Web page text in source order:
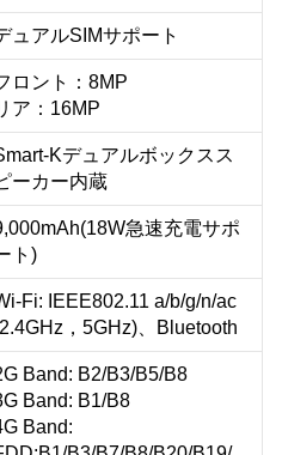
ュアルSIMサポート
ロント：8MP
ア：16MP
Kデュアルボックスス
ーカー内蔵
急速充電サポ
ト)
Fi: IEEE802.11 a/b/g/n/ac
，5GHz)、Bluetooth
Band: B2/B3/B5/B8
Band: B1/B8
Band: